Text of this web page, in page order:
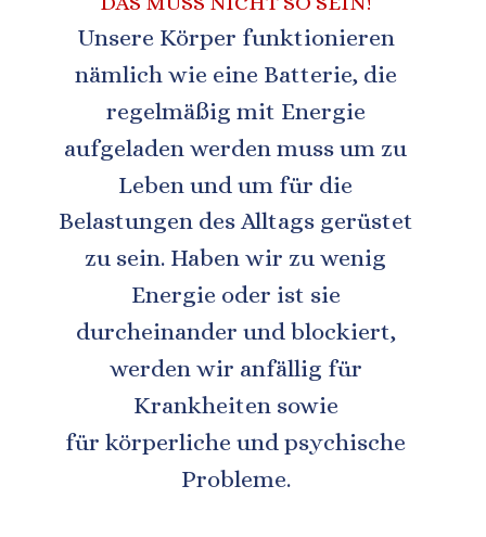
Unsere Körper funktionieren
nämlich wie eine Batterie, die
regelmäßig mit Energie
aufgeladen werden muss um zu
Leben und um für die
Belastungen des Alltags gerüstet
zu sein. Haben wir zu wenig
Energie oder ist sie
durcheinander und blockiert,
werden wir anfällig für
Krankheiten sowie
für körperliche und psychische
Probleme.